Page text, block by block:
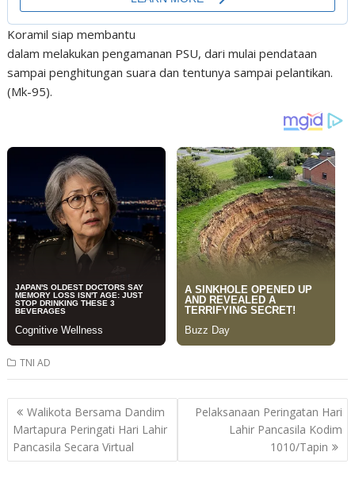
Koramil siap membantu
dalam melakukan pengamanan PSU, dari mulai pendataan
sampai penghitungan suara dan tentunya sampai pelantikan.
(Mk-95).
TNI AD
Post
navigation
Walikota Bersama Dandim
Martapura Peringati Hari Lahir
Pancasila Secara Virtual
Pelaksanaan Peringatan Hari
Lahir Pancasila Kodim
1010/Tapin